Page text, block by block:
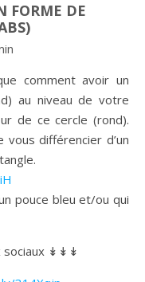
FORME DE
au niveau de votre
de ce cercle (rond).
différencier d’un
pouce bleu et/ou qui
sociaux ↡↡↡